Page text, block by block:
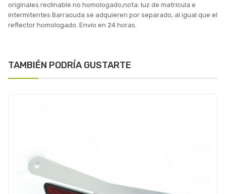
originales.reclinable no homologado,nota: luz de matrícula e
intermitentes Barracuda se adquieren por separado, al igual que el
reflector homologado. Envío en 24 horas.
TAMBIÉN PODRÍA GUSTARTE